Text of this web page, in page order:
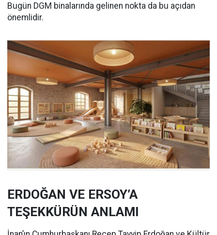
Bugün DGM binalarında gelinen nokta da bu açıdan
önemlidir.
ERDOĞAN VE ERSOY’A
TEŞEKKÜRÜN ANLAMI